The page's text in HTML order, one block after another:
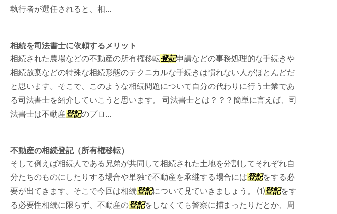
執行者が選任されると、相...
相続を司法書士に依頼するメリット
相続された農場などの不動産の所有権移転登記申請などの事務処理的な手続きや
相続放棄などの特殊な相続形態のテクニカルな手続きは慣れない人がほとんどだ
と思います。そこで、このような相続問題について自分の代わりに行う士業であ
る司法書士を紹介していこうと思います。 司法書士とは？？？簡単に言えば、司
法書士は不動産登記のプロ...
不動産の相続登記（所有権移転）
そして例えば相続人である兄弟が共同して相続された土地を分割してそれぞれ自
分たちのものにしたりする場合や単独で不動産を承継する場合には登記をする必
要が出てきます。そこで今回は相続登記について見ていきましょう。 ⑴登記をす
る必要性相続に限らず、不動産の登記をしなくても警察に捕まったりだとか、周